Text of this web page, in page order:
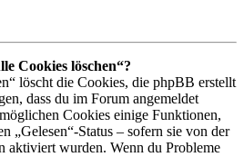
Cookies löschen“?
löscht die Cookies, die phpBB erstellt
dass du im Forum angemeldet
Cookies einige Funktionen,
„Gelesen“-Status – sofern sie von der
aktiviert wurden. Wenn du Probleme